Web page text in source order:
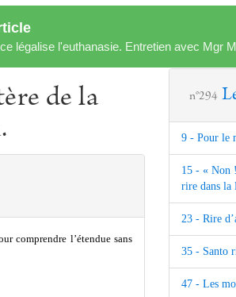
légalise l'euthanasie. Entretien avec Mgr
de la
comprendre l’étendue sans
n°294
9 - Pour le
15 - « Non
rire dans la
23 - Rire
35 - Santo
47 - Les